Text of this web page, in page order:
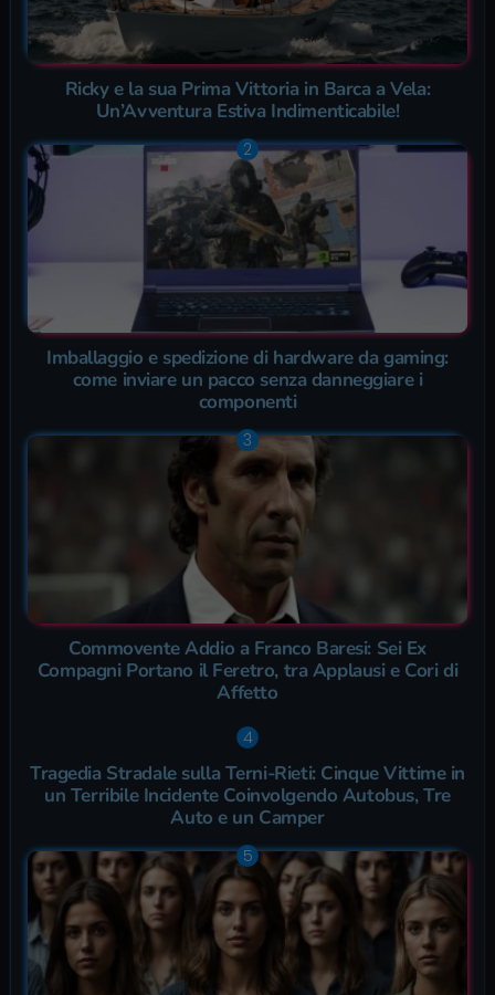
Ricky e la sua Prima Vittoria in Barca a Vela:
Un’Avventura Estiva Indimenticabile!
Imballaggio e spedizione di hardware da gaming:
come inviare un pacco senza danneggiare i
componenti
Commovente Addio a Franco Baresi: Sei Ex
Compagni Portano il Feretro, tra Applausi e Cori di
Affetto
Tragedia Stradale sulla Terni-Rieti: Cinque Vittime in
un Terribile Incidente Coinvolgendo Autobus, Tre
Auto e un Camper